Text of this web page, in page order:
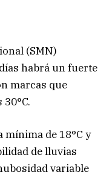
(SMN)
habrá un fuerte
marcas que
mínima de 18°C y
de lluvias
variable